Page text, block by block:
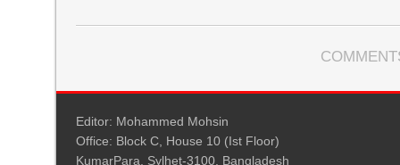
Editor: Mohammed Mohsin
Office: Block C, House 10 (Ist Floor)
KumarPara, Sylhet-3100, Bangladesh